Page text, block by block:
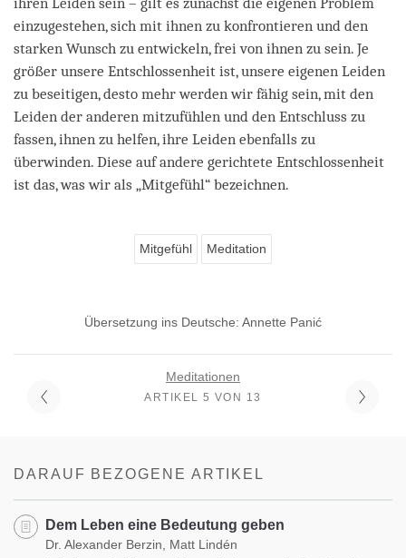
einzugestehen, sich mit ihnen zu konfrontieren und den
starken Wunsch zu entwickeln, frei von ihnen zu sein. Je
größer unsere Entschlossenheit ist, unsere eigenen Leiden
zu beseitigen, desto mehr werden wir fähig sein, mit den
Leiden der anderen mitzufühlen und den Entschluss zu
fassen, ihnen zu helfen, ihre Leiden ebenfalls zu
überwinden. Diese auf andere gerichtete Entschlossenheit
ist das, was wir als „Mitgefühl“ bezeichnen.
Mitgefühl Meditation
Übersetzung ins Deutsche: Annette Panić
Meditationen
ARTIKEL 5 VON 13
DARAUF BEZOGENE ARTIKEL
Dem Leben eine Bedeutung geben
Dr. Alexander Berzin, Matt Lindén